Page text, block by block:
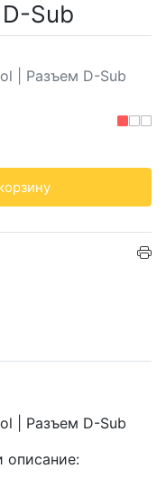
Sub
| Разъем D-Sub
| Разъем D-Sub
описание: